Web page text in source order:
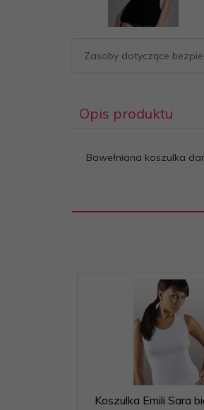
Zasoby dotyczące
Opis produktu
Bawełniana koszulka
Koszulka Emili Sara